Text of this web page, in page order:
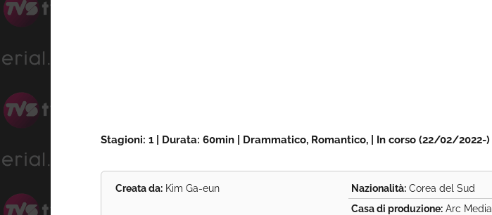
Stagioni: 1 | Durata: 60min | Drammatico, Romantico, | In corso (22/02/2022-)
Creata da:Kim Ga-eun Nazionalità:Corea del Sud
Casa di produzione:Arc Media